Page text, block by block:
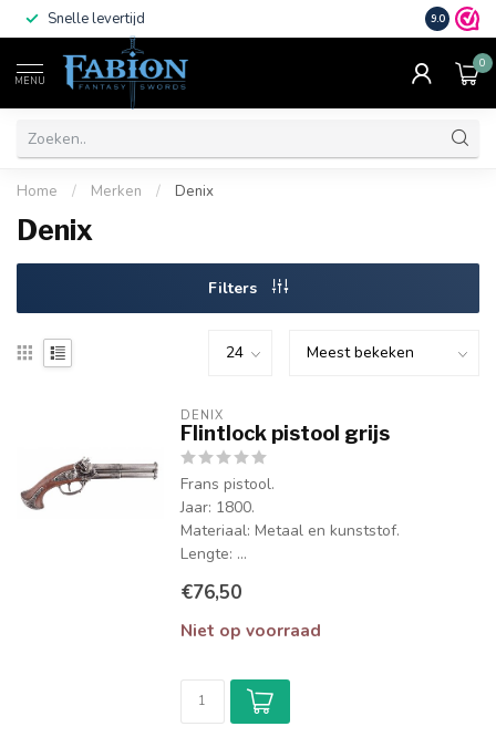
Snelle levertijd Vele
9.0
MENU
0
Home / Merken / Denix
Denix
Filters
DENIX
Flintlock pistool grijs
Frans pistool.
Jaar: 1800.
Materiaal: Metaal en kunststof.
Lengte: ...
€76,50
Niet op voorraad